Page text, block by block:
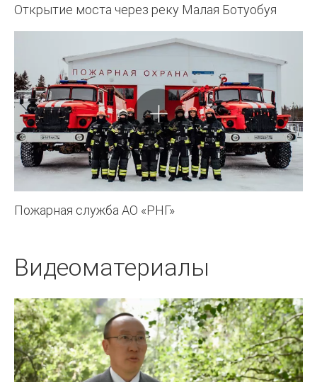
Открытие моста через реку Малая Ботуобуя
Пожарная служба АО «РНГ»
Видеоматериалы